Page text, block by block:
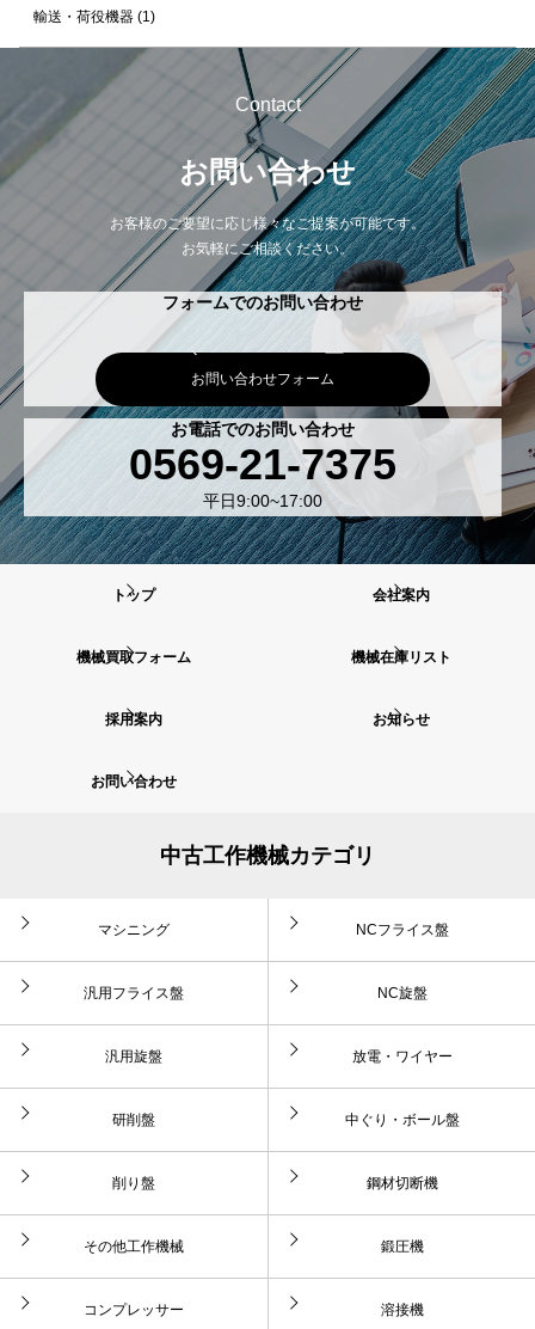
輸送・荷役機器 (1)
Contact
お問い合わせ
お客様のご要望に応じ様々なご提案が可能です。
お気軽にご相談ください。
フォームでのお問い合わせ
お問い合わせフォーム
お電話でのお問い合わせ
0569-21-7375
平日9:00~17:00
トップ 会社案内
機械買取フォーム 機械在庫リスト
採用案内 お知らせ
お問い合わせ
中古工作機械カテゴリ
マシニング NCフライス盤
汎用フライス盤 NC旋盤
汎用旋盤 放電・ワイヤー
研削盤 中ぐり・ボール盤
削り盤 鋼材切断機
その他工作機械 鍛圧機
コンプレッサー 溶接機